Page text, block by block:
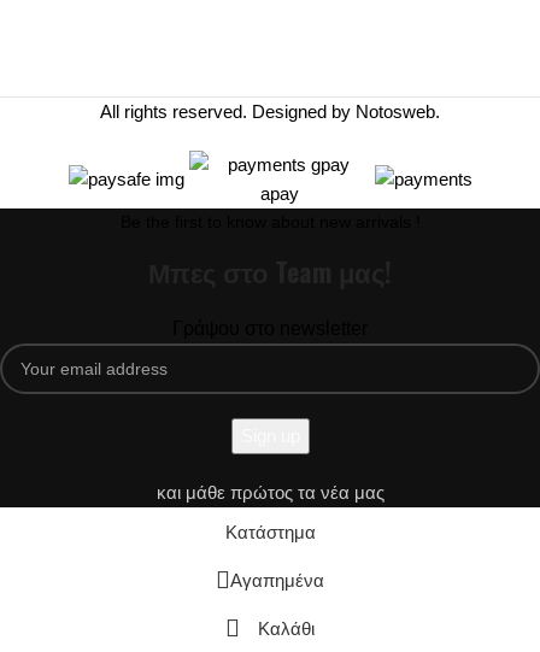
All rights reserved. Designed by Notosweb.
και μάθε πρώτος τα νέα μας
Κατάστημα
Αγαπημένα
Καλάθι